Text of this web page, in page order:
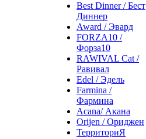
Best Dinner / Бест
Диннер
Award / Эвард
FORZA10 /
Форза10
RAWIVAL Cat /
Равивал
Edel / Эдель
Farmina /
Фармина
Acana/ Акана
Orijen / Ориджен
ТерриториЯ